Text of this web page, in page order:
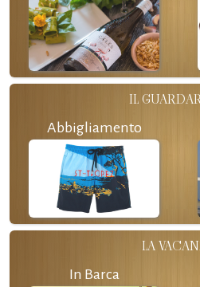
IL
Abbigliamento
LA
In Barca